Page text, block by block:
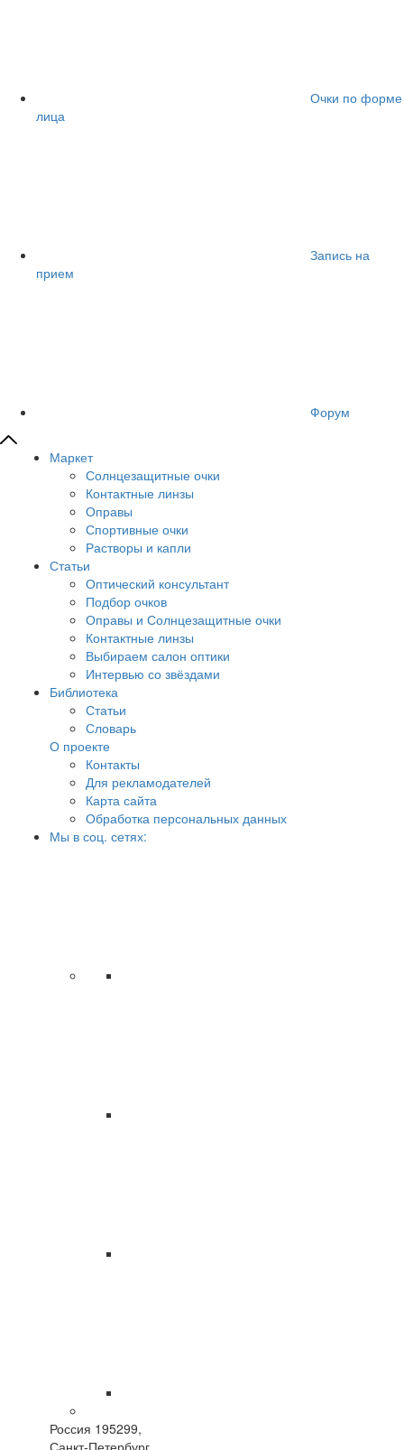
Очки по форме
лица
Запись на
прием
Форум
Маркет
Солнцезащитные очки
Контактные линзы
Оправы
Спортивные очки
Растворы и капли
Статьи
Оптический консультант
Подбор очков
Оправы и Солнцезащитные очки
Контактные линзы
Выбираем салон оптики
Интервью со звёздами
Библиотека
Статьи
Словарь
О проекте
Контакты
Для рекламодателей
Карта сайта
Обработка персональных данных
Мы в соц. сетях:
Россия 195299,
Санкт-Петербург,